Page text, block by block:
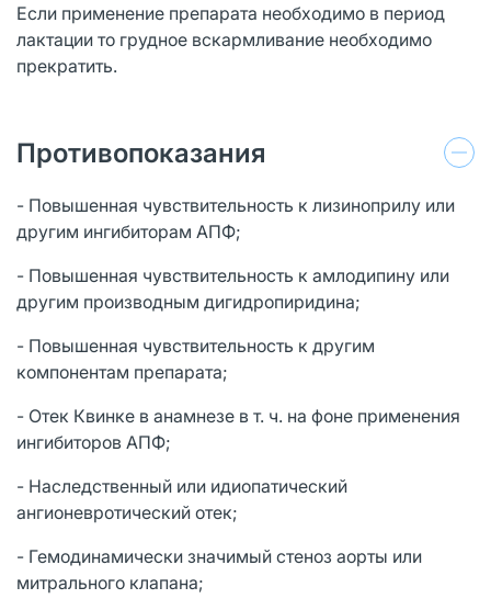
Если применение препарата необходимо в период
лактации то грудное вскармливание необходимо
прекратить.
Противопоказания
- Повышенная чувствительность к лизиноприлу или
другим ингибиторам АПФ;
- Повышенная чувствительность к амлодипину или
другим производным дигидропиридина;
- Повышенная чувствительность к другим
компонентам препарата;
- Отек Квинке в анамнезе в т. ч. на фоне применения
ингибиторов АПФ;
- Наследственный или идиопатический
ангионевротический отек;
- Гемодинамически значимый стеноз аорты или
митрального клапана;